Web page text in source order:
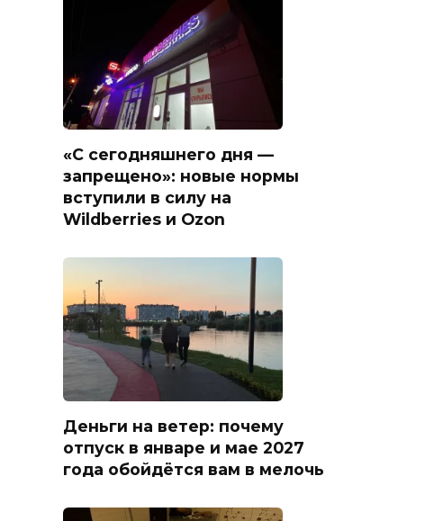
«С сегодняшнего дня —
запрещено»: новые нормы
вступили в силу на
Wildberries и Ozon
Деньги на ветер: почему
отпуск в январе и мае 2027
года обойдётся вам в мелочь